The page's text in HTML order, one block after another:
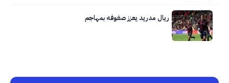
ريال مدريد يعزز صفوفه بمهاجم